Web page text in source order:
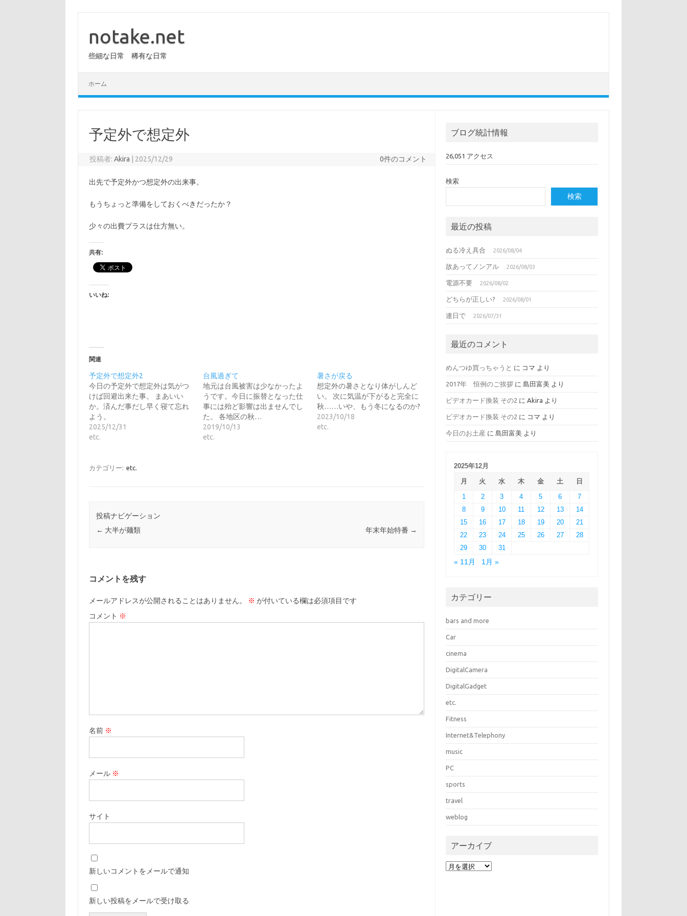
notake.net
些細な日常 稀有な日常
ホーム
予定外で想定外
投稿者:Akira 2025/12/29 0件のコメント
出先で予定外かつ想定外の出来事。
もうちょっと準備をしておくべきだったか？
少々の出費プラスは仕方無い。
共有:
いいね:
関連
予定外で想定外2
今日の予定外で想定外は気がつ
けば回避出来た事。 まあいい
か。済んだ事だし早く寝て忘れ
よう。
2025/12/31
etc.
台風過ぎて
地元は台風被害は少なかったよ
うです。今日に振替となった仕
事には殆ど影響は出ませんでし
た。 各地区の秋…
2019/10/13
etc.
暑さが戻る
想定外の暑さとなり体がしんど
い。 次に気温が下がると完全に
秋……いや、もう冬になるのか?
2023/10/18
etc.
カテゴリー: etc.
投稿ナビゲーション
← 大半が麺類 年末年始特番 →
コメントを残す
メールアドレスが公開されることはありません。 ※ が付いている欄は必須項目です
コメント ※
名前 ※
メール ※
サイト
新しいコメントをメールで通知
新しい投稿をメールで受け取る
ブログ統計情報
26,051 アクセス
検索
検索
最近の投稿
ぬる冷え具合 2026/08/04
故あってノンアル 2026/08/03
電源不要 2026/08/02
どちらが正しい? 2026/08/01
連日で 2026/07/31
最近のコメント
めんつゆ買っちゃうと に コマ より
2017年 恒例のご挨拶 に島田富美 より
ビデオカード換装 その2 にAkira より
ビデオカード換装 その2 に コマ より
今日のお土産 に島田富美 より
2025年12月
月
火 水 木 金 土
日
1
2 3 4 5 6
7
8
9 10 11 12 13
14
15
16 17 18 19 20
21
22
23 24 25 26 27
28
29
30
31
« 11月
1月 »
カテゴリー
bars and more
Car
cinema
DigitalCamera
DigitalGadget
etc.
Fitness
Internet&Telephony
music
PC
sports
travel
weblog
アーカイブ
ア